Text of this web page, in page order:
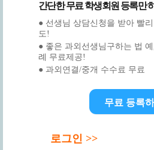
간단한 무료 학생회원 등록만
● 선생님 상담신청을 받아 빨
도!
● 좋은 과외선생님구하는 법
례 무료제공!
● 과외연결/중개 수수료 무료
무료 등록하
로그인 >>